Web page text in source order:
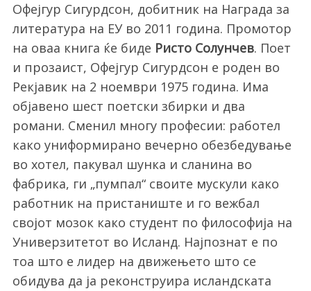
Офејгур Сигурдсон, добитник на Награда за
литература на ЕУ во 2011 година. Промотор
на оваа книга ќе биде Ристо Солунчев. Поет
и прозаист, Офејгур Сигурдсон е роден во
Рекјавик на 2 ноември 1975 година. Има
објавено шест поетски збирки и два
романи. Сменил многу професии: работел
како униформирано вечерно обезбедување
во хотел, пакувал шунка и сланина во
фабрика, ги „пумпал“ своите мускули како
работник на пристаниште и го вежбал
својот мозок како студент по философија на
Универзитетот во Исланд. Најпознат е по
тоа што е лидер на движењето што се
обидува да ја реконструира исландската